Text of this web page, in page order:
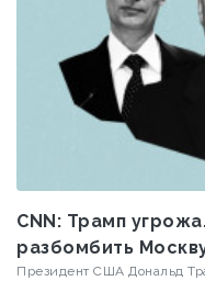
CNN: Трамп
разбомбить
Президент США Дональд